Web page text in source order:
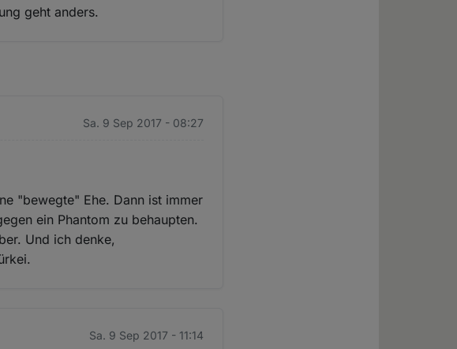
geht anders.
Sa. 9 Sep 2017 - 08:27
"bewegte" Ehe. Dann ist immer
ein Phantom zu behaupten.
Und ich denke,
Sa. 9 Sep 2017 - 11:14